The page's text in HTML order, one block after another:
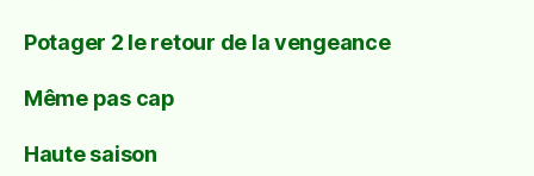
Potager 2 le retour de la vengeance
Même pas cap
Haute saison